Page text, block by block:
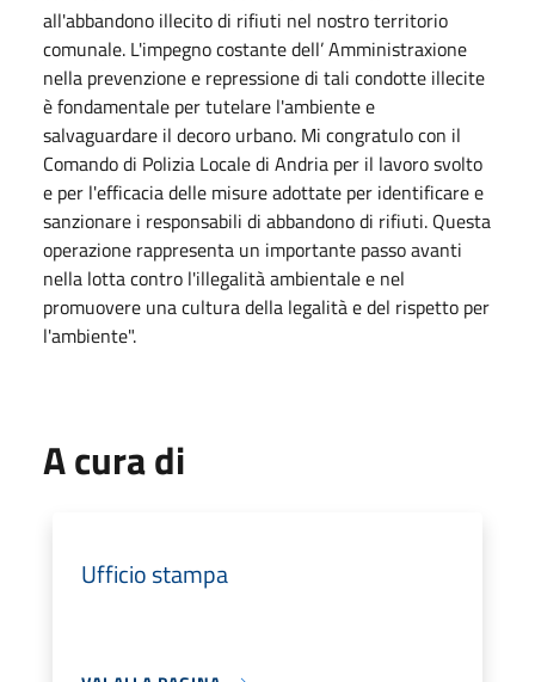
all'abbandono illecito di rifiuti nel nostro territorio
comunale. L'impegno costante dell’ Amministraxione
nella prevenzione e repressione di tali condotte illecite
è fondamentale per tutelare l'ambiente e
salvaguardare il decoro urbano. Mi congratulo con il
Comando di Polizia Locale di Andria per il lavoro svolto
e per l'efficacia delle misure adottate per identificare e
sanzionare i responsabili di abbandono di rifiuti. Questa
operazione rappresenta un importante passo avanti
nella lotta contro l'illegalità ambientale e nel
promuovere una cultura della legalità e del rispetto per
l'ambiente".
A cura di
Ufficio stampa